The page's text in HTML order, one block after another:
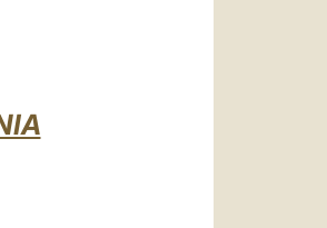
DEUTSCH